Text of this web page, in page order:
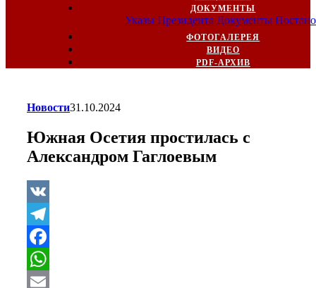
ДОКУМЕНТЫ
Указы Президента Документы
ФОТОГАЛЕРЕЯ
ВИДЕО
PDF-АРХИВ
Новости31.10.2024
Южная Осетия простилась с
Александром Гаглоевым
VK
Telegram
Facebook
WhatsApp